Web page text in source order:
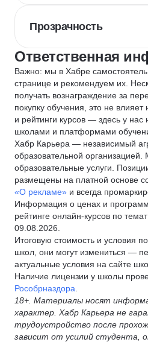
Прозрачность
Ответственная
Важно: мы в Хабре
странице и рекомендуем их.
получать вознаграждение за
покупку обучения, это не
и рейтинги курсов — здесь у
школами и платформами
Хабр Карьера — независимый
образовательной
образовательные услуги.
размещены на платной основе
«О рекламе» и всегда
Информация о ценах и
рейтинге онлайн-курсов по
09.08.2026.
Итоговую стоимость и условия
школ, они могут измениться —
актуальные условия на сайте
Наличие лицензии у школы
Рособрназдора
18+. Материалы носят
характер. Хабр Карьера не
трудоустройство после
зависит от усилий студента,